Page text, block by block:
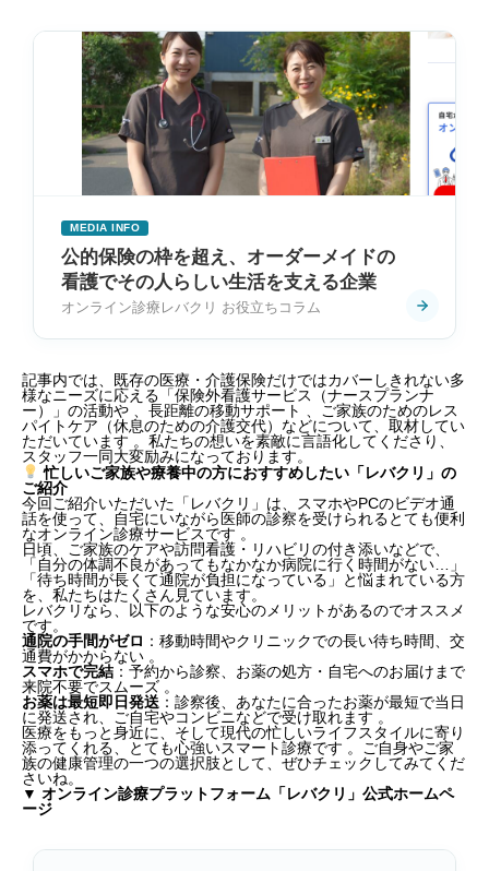
MEDIA INFO
公的保険の枠を超え、オーダーメイドの
看護でその人らしい生活を支える企業
オンライン診療レバクリ お役立ちコラム
記事内では、既存の医療・介護保険だけではカバーしきれない多
様なニーズに応える「保険外看護サービス（ナースプランナ
ー）」の活動や 、長距離の移動サポート 、ご家族のためのレス
パイトケア（休息のための介護交代）などについて、取材してい
ただいています 。私たちの想いを素敵に言語化してくださり、
スタッフ一同大変励みになっております。
忙しいご家族や療養中の方におすすめしたい「レバクリ」の
ご紹介
今回ご紹介いただいた「レバクリ」は、スマホやPCのビデオ通
話を使って、自宅にいながら医師の診察を受けられるとても便利
なオンライン診療サービスです 。
日頃、ご家族のケアや訪問看護・リハビリの付き添いなどで、
「自分の体調不良があってもなかなか病院に行く時間がない…」
「待ち時間が長くて通院が負担になっている」と悩まれている方
を、私たちはたくさん見ています。
レバクリなら、以下のような安心のメリットがあるのでオススメ
です。
通院の手間がゼロ ：移動時間やクリニックでの長い待ち時間、交
通費がかからない 。
スマホで完結 ：予約から診察、お薬の処方・自宅へのお届けまで
来院不要でスムーズ 。
お薬は最短即日発送 ：診察後、あなたに合ったお薬が最短で当日
に発送され、ご自宅やコンビニなどで受け取れます 。
医療をもっと身近に、そして現代の忙しいライフスタイルに寄り
添ってくれる、とても心強いスマート診療です 。ご自身やご家
族の健康管理の一つの選択肢として、ぜひチェックしてみてくだ
さいね。
▼ オンライン診療プラットフォーム「レバクリ」公式ホームペ
ージ